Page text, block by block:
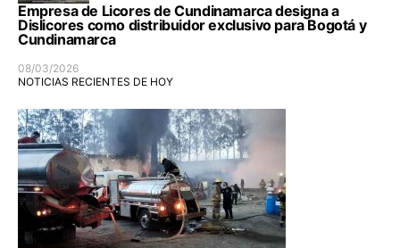
Empresa de Licores de Cundinamarca designa a
Dislicores como distribuidor exclusivo para Bogotá y
Cundinamarca
08/03/2026
NOTICIAS RECIENTES DE HOY